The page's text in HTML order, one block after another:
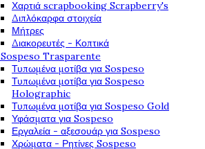
Χαρτιά scrapbooking Scrapberry's
Διπλόκαρφα στοιχεία
Μήτρες
Διακορευτές - Κοπτικά
Sospeso Trasparente
Τυπωμένα μοτίβα για Sospeso
Τυπωμένα μοτίβα για Sospeso
Holographic
Τυπωμένα μοτίβα για Sospeso Gold
Υφάσματα για Sospeso
Εργαλεία - αξεσουάρ για Sospeso
Χρώματα - Ρητίνες Sospeso